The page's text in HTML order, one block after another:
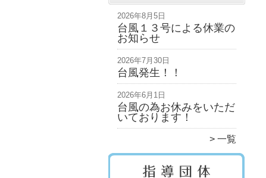
2026年8月5日
台風１３号による休業の
お知らせ
2026年7月30日
台風発生！！
2026年6月1日
台風の為お休みをいただ
いております！
一覧